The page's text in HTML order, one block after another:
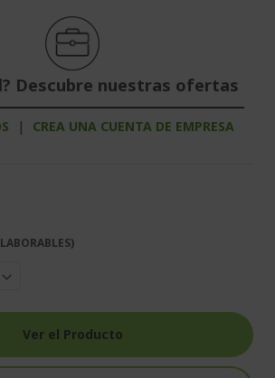
Descubre nuestras ofertas
| CREA UNA CUENTA DE EMPRESA
Ver el Producto